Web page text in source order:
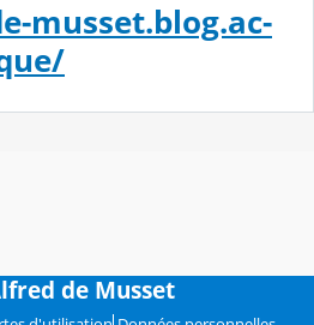
musset.blog.ac-
de Musset